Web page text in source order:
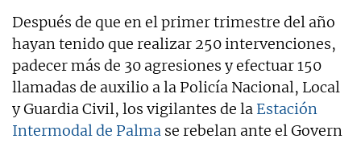
Después de que en el primer trimestre del año
hayan tenido que realizar 250 intervenciones,
padecer más de 30 agresiones y efectuar 150
llamadas de auxilio a la Policía Nacional, Local
y Guardia Civil, los vigilantes de la Estación
Intermodal de Palma se rebelan ante el Govern